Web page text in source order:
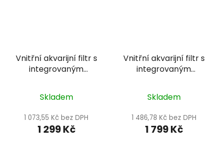
Vnitřní akvarijní filtr s
integrovaným
50
Skladem
1 073,55 Kč bez DPH
1 299 Kč
Vnitřní akvarijní filtr s
integrovaným
Skladem
1 486,78 Kč bez DPH
1 799 Kč